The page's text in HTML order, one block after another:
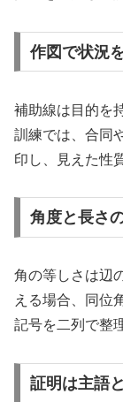
作図で状況
補助線は目的を
訓練では、合同
印し、見えた性
角度と長さ
角の等しさは辺
える場合、同位
記号を二列で整
証明は主語